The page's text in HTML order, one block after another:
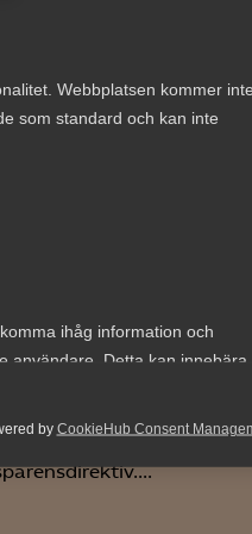
Webbplatsen kommer
som standard och kan inte
ihåg information och
användare. Detta kan innebära
att samla och rapportera
by CookieHub Consent
EU:s